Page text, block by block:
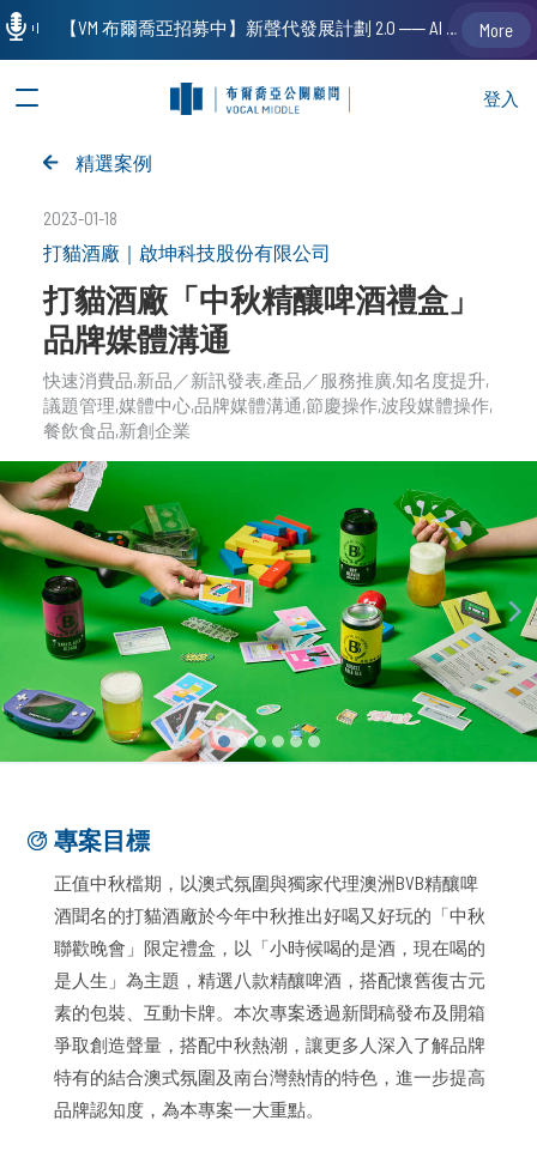
登入
精選案例
2023-01-18
打貓酒廠｜啟坤科技股份有限公司
打貓酒廠「中秋精釀啤酒禮盒」
品牌媒體溝通
快速消費品 新品／新訊發表 產品／服務推廣知名度提升
議題管理 媒體中心品牌媒體溝通 節慶操作波段媒體操作
餐飲食品 新創企業
專案目標
正值中秋檔期，以澳式氛圍與獨家代理澳洲BVB精釀啤
酒聞名的打貓酒廠於今年中秋推出好喝又好玩的「中秋
聯歡晚會」限定禮盒，以「小時候喝的是酒，現在喝的
是人生」為主題，精選八款精釀啤酒，搭配懷舊復古元
素的包裝、互動卡牌。本次專案透過新聞稿發布及開箱
爭取創造聲量，搭配中秋熱潮，讓更多人深入了解品牌
特有的結合澳式氛圍及南台灣熱情的特色，進一步提高
品牌認知度，為本專案一大重點。
【VM 布爾喬亞招募中】新聲代發展計劃 2.0 ── AI PR 人才加速養成計劃（歡迎「應屆畢業生」、「一年以下相關 / 三年以下非相關經驗工作者」申請加入） More